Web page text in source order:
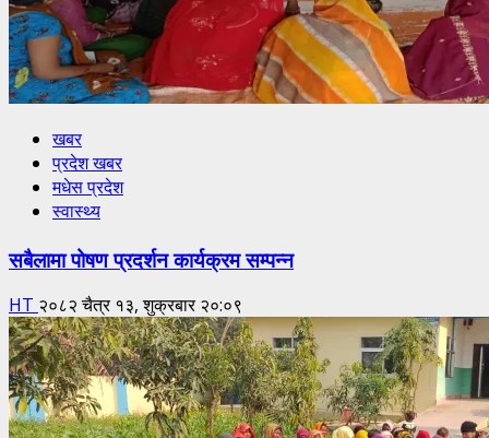
खबर
प्रदेश खबर
मधेस प्रदेश
स्वास्थ्य
सबैलामा पोषण प्रदर्शन कार्यक्रम सम्पन्न
HT २०८२ चैत्र १३, शुक्रबार २०:०९